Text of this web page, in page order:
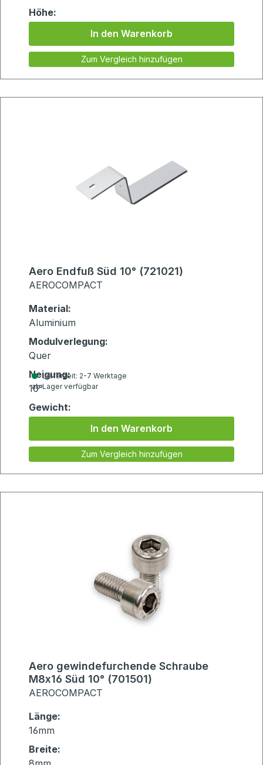
Höhe:
75mm
In den Warenkorb
Zum Vergleich hinzufügen
Aero Endfuß Süd 10° (721021)
AEROCOMPACT
Material:
Aluminium
Modulverlegung:
Quer
Neigung:
10°
Gewicht:
0.722kg
Lieferzeit: 2-7 Werktage
ab Lager verfügbar
In den Warenkorb
Zum Vergleich hinzufügen
Aero gewindefurchende Schraube
M8x16 Süd 10° (701501)
AEROCOMPACT
Länge:
16mm
Breite: